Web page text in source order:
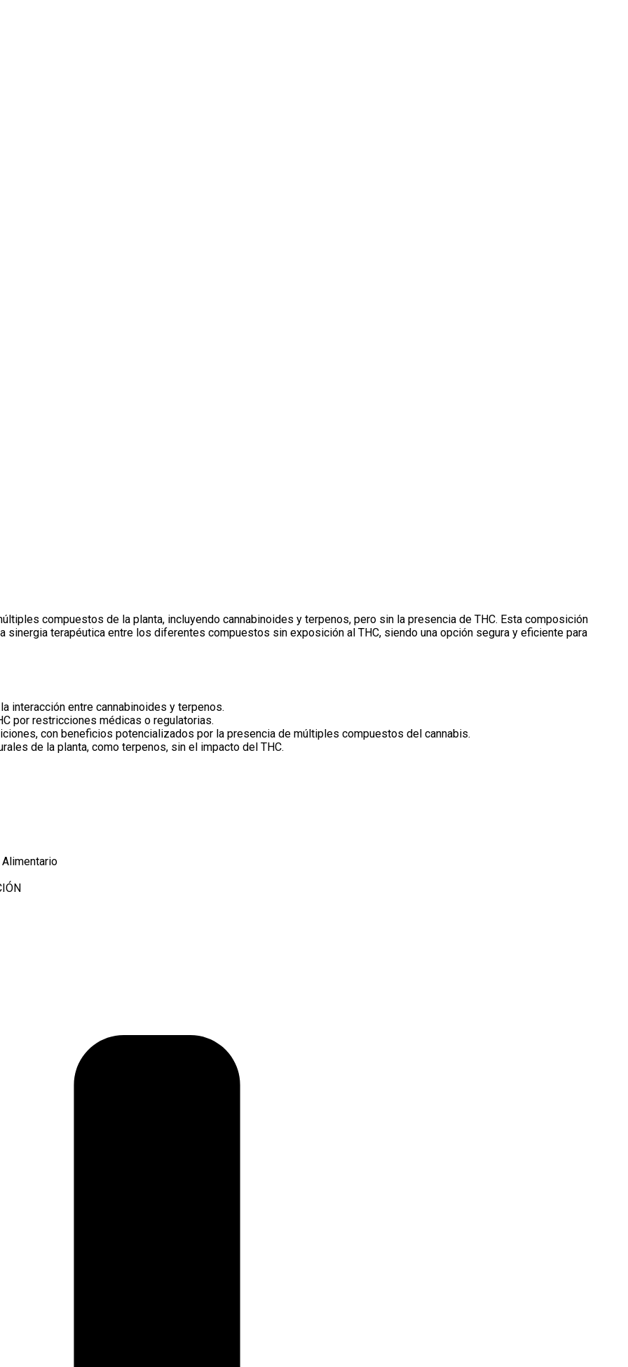
compuestos de la planta, incluyendo cannabinoides y terpenos, pero sin la presencia de THC. Esta composición
terapéutica entre los diferentes compuestos sin exposición al THC, siendo una opción segura y eficiente para
interacción entre cannabinoides y terpenos.
por restricciones médicas o regulatorias.
con beneficios potencializados por la presencia de múltiples compuestos del cannabis.
de la planta, como terpenos, sin el impacto del THC.
Alimentario